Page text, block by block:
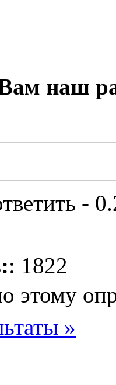
наш
-
: 1822
этому
»